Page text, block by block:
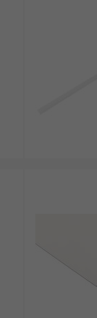
、配管、 電気
いるプラスチッ
なので、建設業
ざまな穴配置、